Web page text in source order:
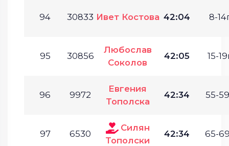
94 30833 Ивет Костова 42:04 8-
95 30856
Любослав
Соколов
42:05 15-
96 9972
Евгения
Тополска
42:34 55-
97 6530
Силян
Тополски
42:34 65-